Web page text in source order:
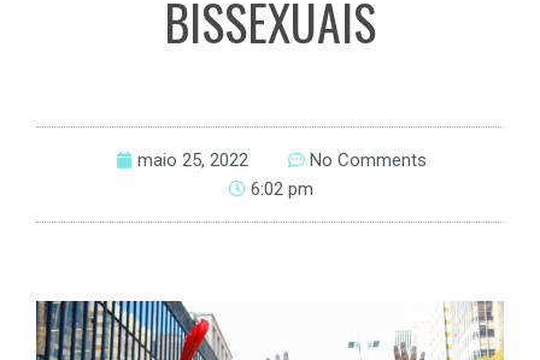
BISSEXUAIS
maio 25, 2022
No Comments
6:02 pm